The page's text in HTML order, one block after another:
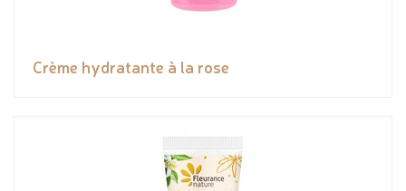
Crème hydratante à la rose